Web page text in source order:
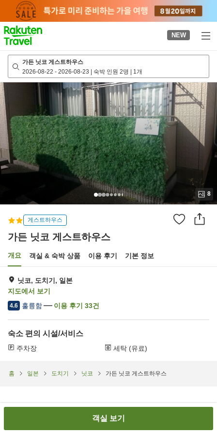
page
NEW
가든 닛코 게스트하우스
2026-08-22 - 2026-08-23 | 숙박 인원 2명 | 1개
8
게스트하우스
가든 닛코 게스트하우스
개요 객실 & 숙박 상품 이용 후기 기본 정보
닛코, 도치기, 일본
지도에서 보기
4.6 훌륭함 이용 후기 33건
숙소 편의 시설/서비스
주차장 세탁 (유료)
홈 일본 도치기 닛코 가든 닛코 게스트하우스
객실 보기